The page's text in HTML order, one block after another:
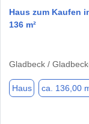
Haus zum Kaufen
136 m²
Gladbeck /
Haus ca. 136,00